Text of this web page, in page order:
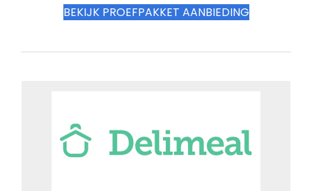
BEKIJK PROEFPAKKET AANBIEDING